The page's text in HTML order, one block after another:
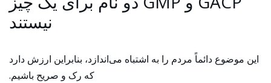
نیستند
این موضوع دائماً مردم را به اشتباه می‌اندازد، بنابراین ارزش دارد
که رک و صریح باشیم.